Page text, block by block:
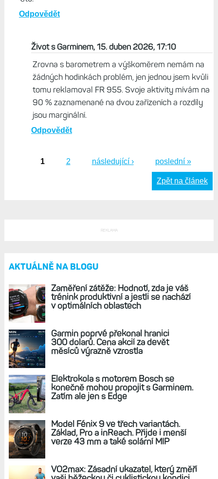
Odpovědět
Život s Garminem, 15. duben 2026, 17:10
Zrovna s barometrem a výškoměrem nemám na
žádných hodinkách problém, jen jednou jsem kvůli
tomu reklamoval FR 955. Svoje aktivity mívám na
90 % zaznamenané na dvou zařízeních a rozdíly
jsou marginální.
Odpovědět
1 2 následující › poslední »
Zpět na článek
REKLAMA
AKTUÁLNĚ NA BLOGU
trénink produktivní a jestli se nachází
v optimálních oblastech
300 dolarů. Cena akcií za devět
měsíců výrazně vzrostla